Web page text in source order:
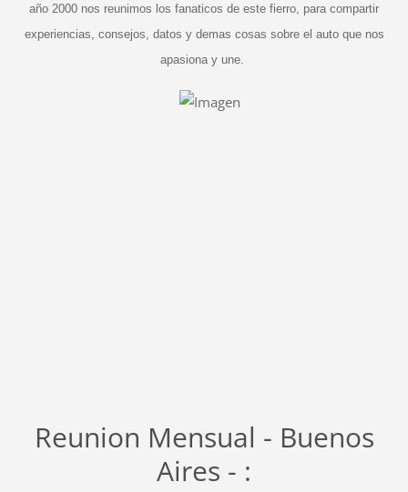
año 2000 nos reunimos los fanaticos de este fierro, para compartir
experiencias, consejos, datos y demas cosas sobre el auto que nos
apasiona y une.
Reunion Mensual - Buenos
Aires - :